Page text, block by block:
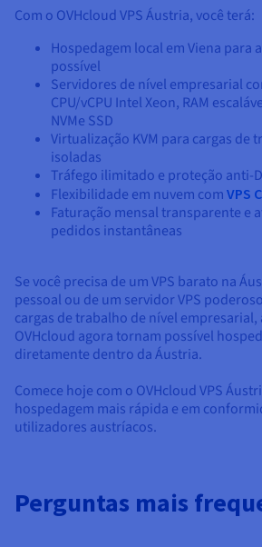
Com o OVHcloud VPS Áustria, você terá:
Hospedagem local em Viena para
possível
Servidores de nível empresarial
CPU/vCPU Intel Xeon, RAM
NVMe SSD
Virtualização KVM para cargas de
isoladas
Tráfego ilimitado e proteção anti-
Flexibilidade em nuvem com VPS
Faturação mensal transparente e
pedidos instantâneas
Se você precisa de um VPS barato na
pessoal ou de um servidor VPS
cargas de trabalho de nível empresarial,
OVHcloud agora tornam possível
diretamente dentro da Áustria.
Comece hoje com o OVHcloud VPS
hospedagem mais rápida e em
utilizadores austríacos.
Perguntas mais